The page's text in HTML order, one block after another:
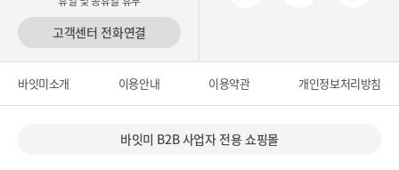
고객센터 전화연결
바잇미소개 이용안내 이용약관 개인정보처리방침
바잇미 B2B 사업자 전용 쇼핑몰